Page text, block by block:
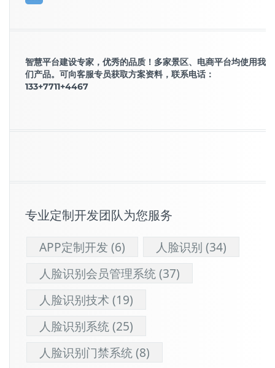
智慧平台建设专家，优秀的品质！多家景区、电商平台均使用我
们产品。可向客服专员获取方案资料，联系电话：
133+7711+4467
专业定制开发团队为您服务
APP定制开发 (6) 人脸识别 (34)
人脸识别会员管理系统(37)
人脸识别技术(19)
人脸识别系统(25)
人脸识别门禁系统(8)